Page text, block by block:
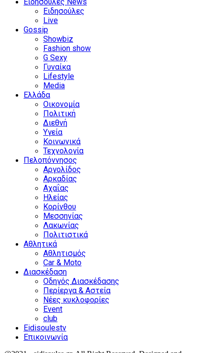
Ειδησούλες
Live
Gossip
Showbiz
Fashion show
G Sexy
Γυναίκα
Lifestyle
Media
Ελλάδα
Οικονομία
Πολιτική
Διεθνή
Υγεία
Κοινωνικά
Τεχνολογία
Πελοπόννησος
Αργολίδος
Αρκαδίας
Αχαΐας
Ηλείας
Κορίνθου
Μεσσηνίας
Λακωνίας
Πολιτιστικά
Αθλητικά
Αθλητισμός
Car & Moto
Διασκέδαση
Οδηγός Διασκέδασης
Περίεργα & Αστεία
Νέες κυκλοφορίες
Event
club
Eidisoulestv
Επικοινωνία